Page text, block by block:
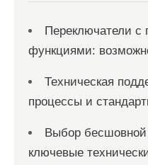
Переключатели
функциями:
Техническая
процессы и
Выбор
ключевые